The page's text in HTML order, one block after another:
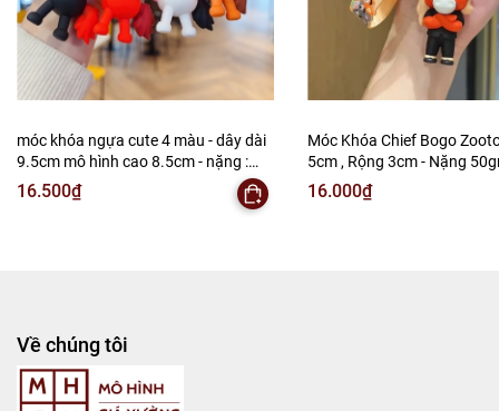
-----------------------
- Mô Hình Giá Xưởng
Tổng kho mô hình
Liên hệ : 096.245.8888 vs 0947.783.771
Bán Buôn , Bán Lẻ Mô Hình
móc khóa ngựa cute 4 màu - dây dài
9.5cm mô hình cao 8.5cm - nặng :
50gram - no box - SKU: moc293 -
(Vat: 88223-7)
16.500₫
Móc Khóa Chief Bogo
5cm , Rộng 3cm - Nặng
SKU: moc291e -
16.000₫
Về chúng tôi